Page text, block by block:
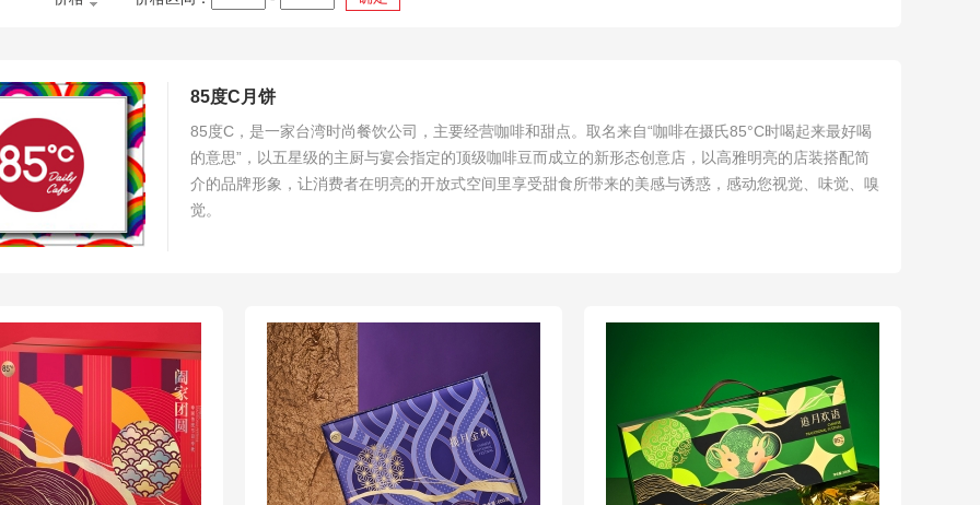
85度C月饼
85度C，是一家台湾时尚餐饮公司，主要经营咖啡和甜点。取名来自“咖啡在摄氏85°C时喝起来最好喝
的意思”，以五星级的主厨与宴会指定的顶级咖啡豆而成立的新形态创意店，以高雅明亮的店装搭配简
介的品牌形象，让消费者在明亮的开放式空间里享受甜食所带来的美感与诱惑，感动您视觉、味觉、嗅
觉。